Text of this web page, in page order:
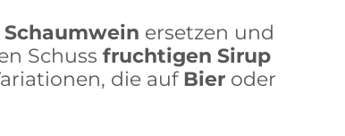
ersetzen und
Schuss fruchtigen Sirup
die auf Bier oder